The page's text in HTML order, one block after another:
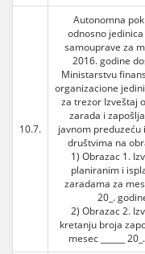
10.7.
Autonomna
odnosno
samouprave za
2016. godine
Ministarstvu
organizacione
za trezor Izveštaj
zarada i
javnom preduzeću
društvima na
1) Obrazac 1.
planiranim i
zaradama za
20_.
2) Obrazac 2.
kretanju broja
mesec ______